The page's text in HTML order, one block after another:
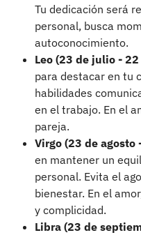
Tu dedicación será
personal, busca
autoconocimiento.
Leo (23 de julio -
para destacar en tu
habilidades
en el trabajo. En el
pareja.
Virgo (23 de agosto
en mantener un
personal. Evita el
bienestar. En el
y complicidad.
Libra (23 de